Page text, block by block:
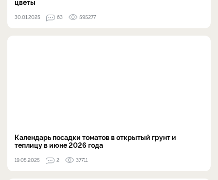
30.01.2025 63 595277
Календарь посадки томатов в открытый грунт и
теплицу в июне 2026 года
19.05.2025 2 37711